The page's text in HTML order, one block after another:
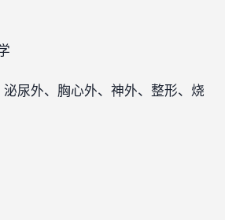
尿外、胸心外、神外、整形、烧